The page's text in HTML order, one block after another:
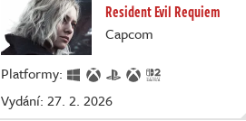
Resident Evil Requiem
Capcom
Platformy:
Vydání: 27. 2. 2026